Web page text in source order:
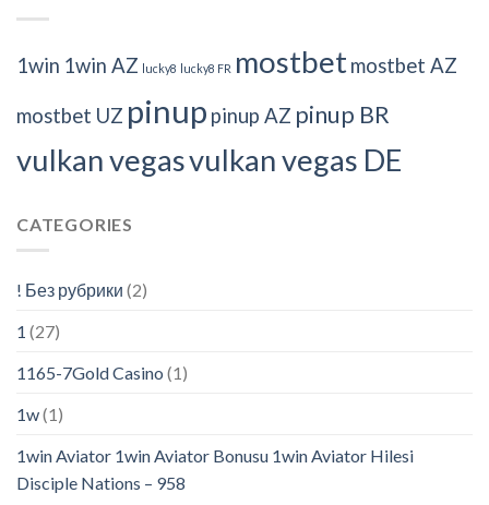
1win 1win AZ lucky8 lucky8 FR mostbetmostbet AZ
mostbet UZ pinup pinup AZ pinup BR
vulkan vegasvulkan vegas DE
CATEGORIES
! Без рубрики (2)
1 (27)
1165-7Gold Casino (1)
1w(1)
1win Aviator 1win Aviator Bonusu 1win Aviator Hilesi
Disciple Nations – 958